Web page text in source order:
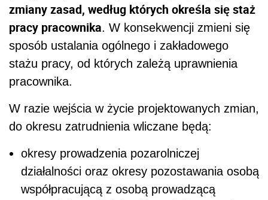
zmiany zasad, według których określa się staż
pracy pracownika. W konsekwencji zmieni się
sposób ustalania ogólnego i zakładowego
stażu pracy, od których zależą uprawnienia
pracownika.
W razie wejścia w życie projektowanych zmian,
do okresu zatrudnienia wliczane będą:
okresy prowadzenia pozarolniczej
działalności oraz okresy pozostawania osobą
współpracującą z osobą prowadzącą